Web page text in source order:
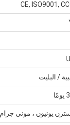
CE, ISO9001,
/ البليت